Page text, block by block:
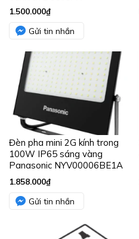
1.500.000₫
Gửi tin nhắn
Đèn pha mini 2G kính trong
100W IP65 sáng vàng
Panasonic NYV00006BE1A
1.858.000₫
Gửi tin nhắn